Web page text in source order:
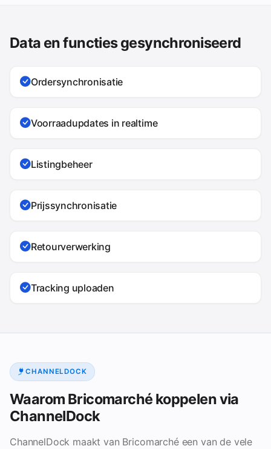
Data en functies gesynchroniseerd
Ordersynchronisatie
Voorraadupdates in realtime
Listingbeheer
Prijssynchronisatie
Retourverwerking
Tracking uploaden
CHANNELDOCK
Waarom Bricomarché koppelen via
ChannelDock
ChannelDock maakt van Bricomarché een van de vele